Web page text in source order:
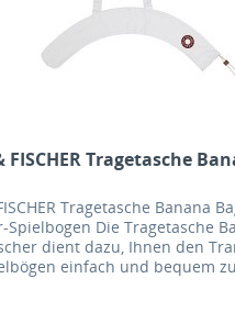
FISCHER Tragetasche
Tragetasche Banana
Spielbogen Die Tragetasche
dient dazu, Ihnen den
einfach und bequem